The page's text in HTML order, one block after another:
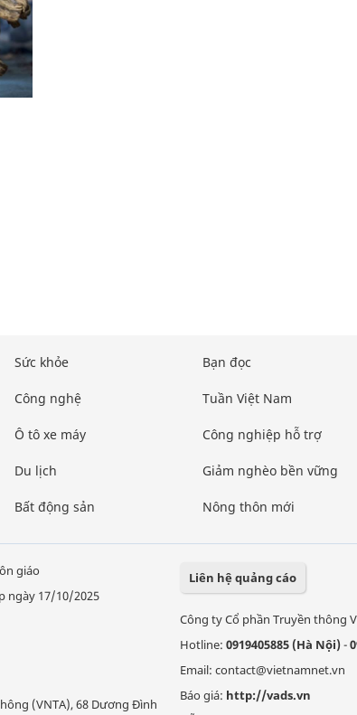
Sức khỏe
Công nghệ
Ô tô xe máy
Du lịch
Bất động sản
Bạn đọc
Tuần Việt Nam
Công nghiệp hỗ trợ
Giảm nghèo bền vững
Nông thôn mới
giáo
ngày 17/10/2025
(VNTA), 68 Dương Đình
Liên hệ quảng cáo
Công ty Cổ phần Truyền thông
Hotline: 0919405885 (Hà Nội)-
Email: contact@vietnamnet.vn
Báo giá: http://vads.vn